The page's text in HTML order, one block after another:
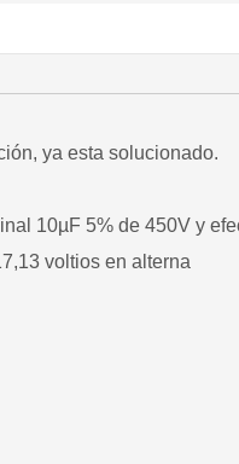
ya esta solucionado.
10µF 5% de 450V y
voltios en alterna